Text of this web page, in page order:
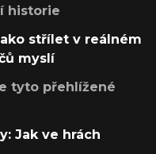
historie
střílet v reálném
myslí
tyto přehlížené
Jak ve hrách